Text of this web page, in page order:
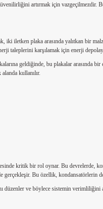
artırmak için vazgeçilmezdir.
iletken plaka arasında yalıtkan bir
taleplerini karşılamak için enerji
geldiğinde, bu plakalar
kullanılır.
kritik bir rol oynar. Bu devrelerde,
Bu özellik, kondansatörlerin
düzenler ve böylece sistemin